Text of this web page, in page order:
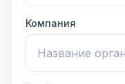
Компания